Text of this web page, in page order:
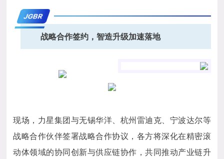
JGBR
战略合作签约，智造升级加速落地
现场，力星集团与无锡华洋、杭州雷迪克、宁波达尔等
战略合作伙伴签署战略合作协议，各方将深化在精密滚
动体领域的协同创新与供应链协作，共同推动产业链升